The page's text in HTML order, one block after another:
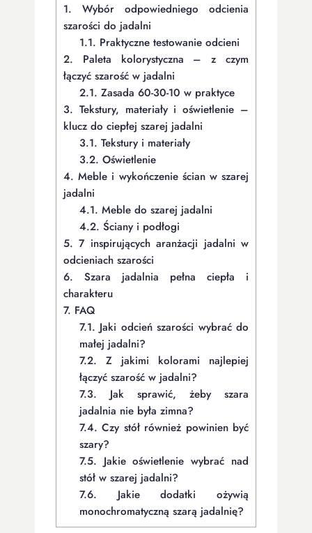
1. Wybór odpowiedniego odcienia
szarości do jadalni
1.1. Praktyczne testowanie odcieni
2. Paleta kolorystyczna – z czym
łączyć szarość w jadalni
2.1. Zasada 60-30-10 w praktyce
3. Tekstury, materiały i oświetlenie –
klucz do ciepłej szarej jadalni
3.1. Tekstury i materiały
3.2. Oświetlenie
4. Meble i wykończenie ścian w szarej
jadalni
4.1. Meble do szarej jadalni
4.2. Ściany i podłogi
5. 7 inspirujących aranżacji jadalni w
odcieniach szarości
6. Szara jadalnia pełna ciepła i
charakteru
7. FAQ
7.1. Jaki odcień szarości wybrać do
małej jadalni?
7.2. Z jakimi kolorami najlepiej
łączyć szarość w jadalni?
7.3. Jak sprawić, żeby szara
jadalnia nie była zimna?
7.4. Czy stół również powinien być
szary?
7.5. Jakie oświetlenie wybrać nad
stół w szarej jadalni?
7.6. Jakie dodatki ożywią
monochromatyczną szarą jadalnię?